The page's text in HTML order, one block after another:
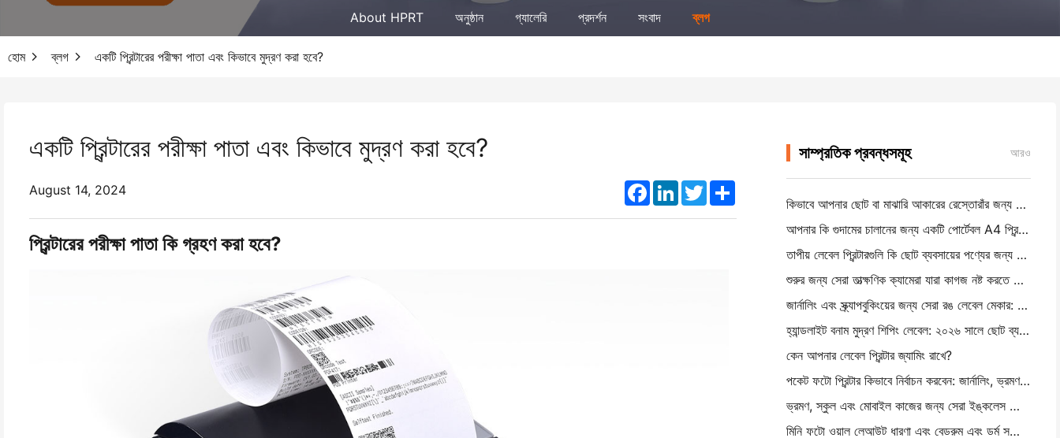
About HPRT অনুষ্ঠান গ্যালেরি প্রদর্শন সংবাদ ব্লগ
হোম ব্লগ একটি প্রিন্টারের পরীক্ষা পাতা এবং কিভাবে মুদ্রণ করা হবে?
একটি প্রিন্টারের পরীক্ষা পাতা এবং কিভাবে মুদ্রণ করা হবে?
August 14, 2024 Facebook
LinkedInTwitterShare
প্রিন্টারের পরীক্ষা পাতা কি গ্রহণ করা হবে?
সাম্প্রতিক প্রবন্ধসমূহ আরও
কিভাবে আপনার ছোট বা মাঝারি আকারের রেস্তোরাঁর জন্য সঠিক রেস্তোরাঁর সফটওয়্যার বেছে নিন
আপনার কি গুদামের চালানের জন্য একটি পোর্টেবল A4 প্রিন্টার প্রয়োজন? আসলে কি কাজ করে
তাপীয় লেবেল প্রিন্টারগুলি কি ছোট ব্যবসায়ের পণ্যের জন্য জলরোধী লেবেল তৈরি করতে পারে?
শুরুর জন্য সেরা তাত্ক্ষণিক ক্যামেরা যারা কাগজ নষ্ট করতে চায় না
জার্নালিং এবং স্ক্র্যাপবুকিংয়ের জন্য সেরা রঙ লেবেল মেকার: প্রতিটি পৃষ্ঠায় আরও রঙ যোগ করুন
হ্যান্ডলাইট বনাম মুদ্রণ শিপিং লেবেল: ২০২৬ সালে ছোট ব্যবসার জন্য টিপস
কেন আপনার লেবেল প্রিন্টার জ্যামিং রাখে?
পকেট ফটো প্রিন্টার কিভাবে নির্বাচন করবেন: জার্নালিং, ভ্রমণ এবং আইফোন ব্যবহারকারীদের জন্য একটি সম্পূর্ণ গাই
ভ্রমণ, স্কুল এবং মোবাইল কাজের জন্য সেরা ইঙ্কলেস পোর্টেবল প্রিন্টারঃ হানিন এমটি ৬২০ প্রো পর্যালোচনা
মিনি ফটো ওয়াল লেআউট ধারণা এবং বেডরুম এবং ডর্ম সজ্জা জন্য টিপস